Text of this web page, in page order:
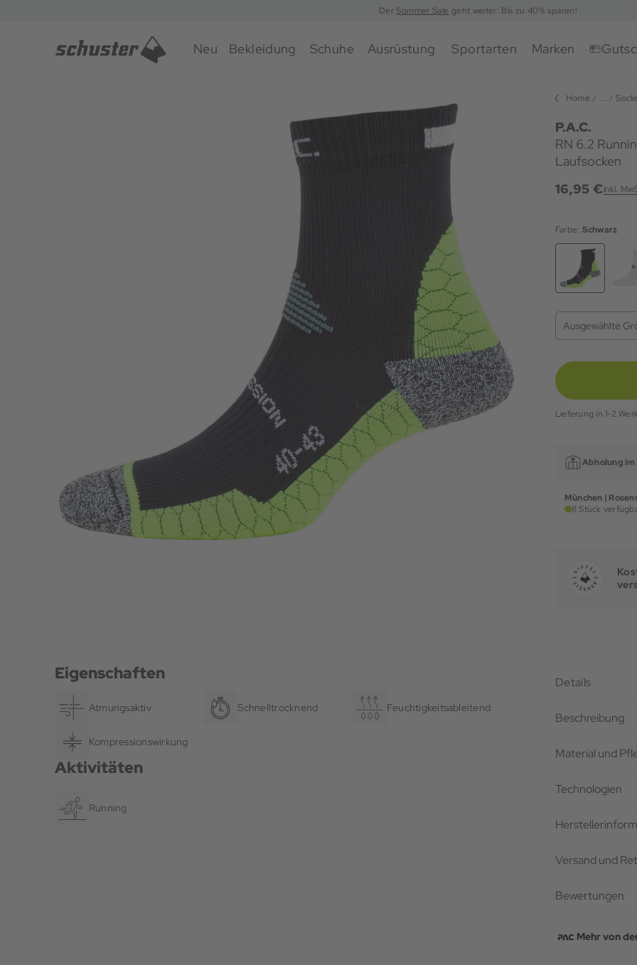
DerSommer Sale geht weiter: Bis zu 40% sparen!
Neu Bekleidung Schuhe Ausrüstung Sportarten Marken
Home ...
P.A.C.
RN 6.2
Laufsocken
16,95 €inkl.
Farbe: Schwarz
Ausgewählte
Lieferung in 1-2
Abholung im
München |
8 Stück
Eigenschaften
Atmungsaktiv Schnelltrocknend Feuchtigkeitsableitend
Kompressionswirkung
Aktivitäten
Running
Details
Beschreibung
Material und
Technologien
Versand und
Bewertungen
Mehr von